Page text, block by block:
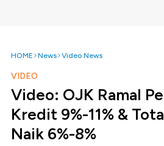
HOME News Video News
VIDEO
Video: OJK Ramal
Kredit 9%-11% &
Naik 6%-8%